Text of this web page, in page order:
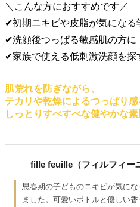
＼こんな方におすすめです／
✔初期ニキビや皮脂が気になる
✔洗顔後つっぱる敏感肌の方に
✔家族で使える低刺激洗顔を探
肌荒れを防ぎながら、
テカリや乾燥によるつっぱり感
しっとりすべすべな健やかな素
fille feuille（フィルフィー
思春期の子どものニキビが気に
ました。可愛いボトルと優しい